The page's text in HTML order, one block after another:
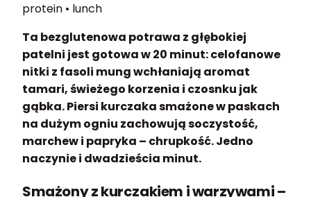
protein • lunch
Ta bezglutenowa potrawa z głębokiej
patelni jest gotowa w 20 minut: celofanowe
nitki z fasoli mung wchłaniają aromat
tamari, świeżego korzenia i czosnku jak
gąbka. Piersi kurczaka smażone w paskach
na dużym ogniu zachowują soczystość,
marchew i papryka – chrupkość. Jedno
naczynie i dwadzieścia minut.
Smażony z kurczakiem i warzywami –